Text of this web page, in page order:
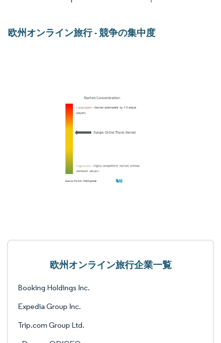
欧州オンライン旅行 - 競争の集中度
欧州オンライン旅行企業一覧
Booking Holdings Inc.
Expedia Group Inc.
Trip.com Group Ltd.